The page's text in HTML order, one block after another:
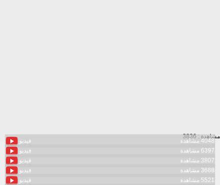
مشاهدة : 3836
فيديو
4048 مشاهدة
فيديو
6397 مشاهدة
فيديو
3807 مشاهدة
فيديو
3688 مشاهدة
فيديو
5521 مشاهدة